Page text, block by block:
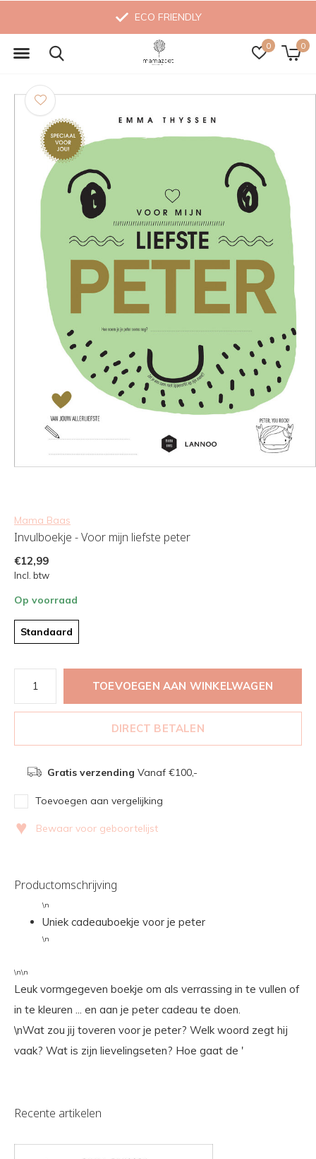
0 0
ECO FRIENDLY
Mama Baas
Invulboekje - Voor mijn liefste peter
€12,99
Incl. btw
Op voorraad
Standaard
TOEVOEGEN AAN WINKELWAGEN
DIRECT BETALEN
Gratis verzending Vanaf €100,-
Toevoegen aan vergelijking
♥ Bewaar voor geboortelijst
Productomschrijving
\n
Uniek cadeauboekje voor je peter
\n
\n\n
Leuk vormgegeven boekje om als verrassing in te vullen of
in te kleuren ... en aan je peter cadeau te doen.
\nWat zou jij toveren voor je peter? Welk woord zegt hij
vaak? Wat is zijn lievelingseten? Hoe gaat de '
Recente artikelen